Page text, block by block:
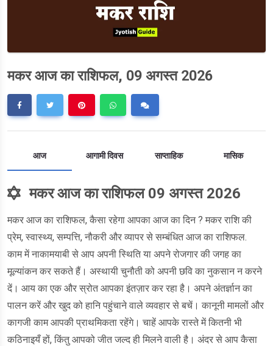
मकर आज का राशिफल, 09 अगस्त 2026
आज आगामी दिवस साप्ताहिक मासिक
मकर आज का राशिफल 09 अगस्त 2026
मकर आज का राशिफल, कैसा रहेगा आपका आज का दिन ? मकर राशि की
प्रेम, स्वास्थ्य, सम्पत्ति, नौकरी और व्यापर से सम्बंधित आज का राशिफल.
काम में नाकामयाबी से आप अपनी स्थिति या अपने रोजगार की जगह का
मूल्यांकन कर सकते हैं। अस्थायी चुनौती को अपनी छवि का नुकसान न करने
दें। आय का एक और स्रोत आपका इंतज़ार कर रहा है। अपने अंतर्ज्ञान का
पालन करें और खुद को हानि पहुंचाने वाले व्यवहार से बचें। कानूनी मामलों और
कागजी काम आपकी प्राथमिकता रहेंगे। चाहें आपके रास्ते में कितनी भी
कठिनाइयँ हों, किंतु आपको जीत जल्द ही मिलने वाली है। अंदर से आप कैसा